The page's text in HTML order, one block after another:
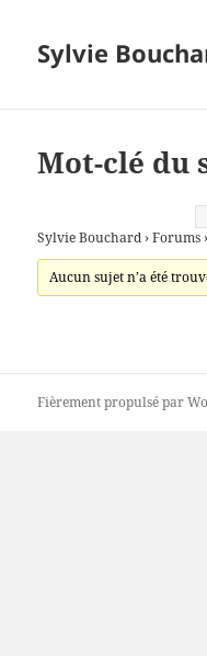
Sylvie
Mot-clé du
Sylvie Bouchard › Forums ›
Aucun sujet n’a été
Fièrement propulsé par